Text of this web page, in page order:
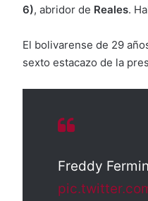
6), abridor de Reales.
El bolivarense de 29
sexto estacazo de la
Freddy